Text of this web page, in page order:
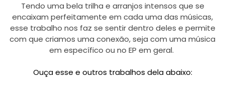
Tendo uma bela trilha e arranjos intensos que se
encaixam perfeitamente em cada uma das músicas,
esse trabalho nos faz se sentir dentro deles e permite
com que criamos uma conexão, seja com uma música
em específico ou no EP em geral.
Ouça esse e outros trabalhos dela abaixo: